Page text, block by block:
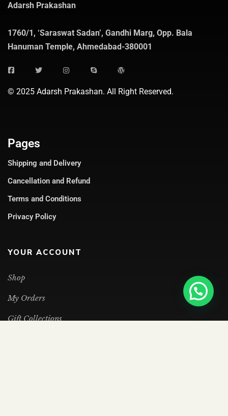
Adarsh Prakashan
1760/1, ‘Saraswat Sadan’, Gandhi Marg, Opp. Bala
Hanuman Temple, Ahmedabad-380001
© 2025 Adarsh Prakashan. All Right Reserved.
Pages
Shipping and Delivery
Cancellation and Refund
Terms and Conditions
Privacy Policy
YOUR ACCOUNT
Shop
My Orders
Gift Collections